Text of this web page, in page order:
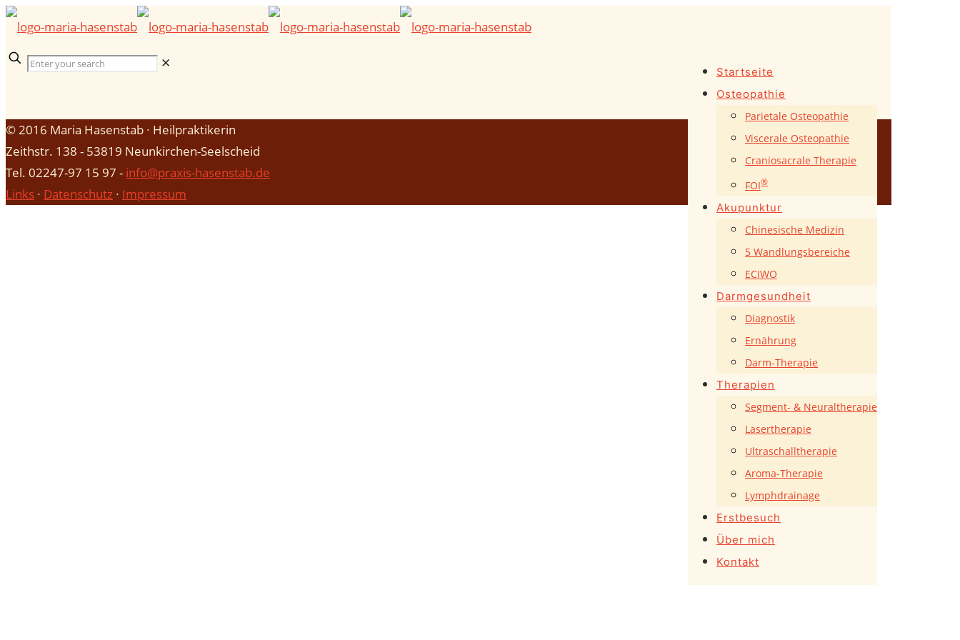
Startseite
Osteopathie
Parietale Osteopathie
Viscerale Osteopathie
Craniosacrale Therapie
FOI®
Akupunktur
Chinesische Medizin
5 Wandlungsbereiche
ECIWO
Darmgesundheit
Diagnostik
Ernährung
Darm-Therapie
Therapien
Segment- & Neuraltherapie
Lasertherapie
Ultraschalltherapie
Aroma-Therapie
Lymphdrainage
Erstbesuch
Über mich
Kontakt
✕
© 2016 Maria Hasenstab ∙ Heilpraktikerin
Zeithstr. 138 - 53819 Neunkirchen-Seelscheid
Tel. 02247-97 15 97 - info@praxis-hasenstab.de
Links ∙ Datenschutz ∙ Impressum